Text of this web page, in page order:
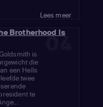
Lees meer
04
Brotherhood Is
is
die
een Hells
twee
te